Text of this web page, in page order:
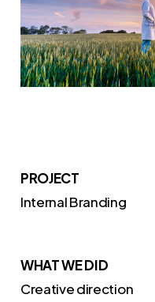
PROJECT
Internal Branding
WHAT WE DID
Creative direction